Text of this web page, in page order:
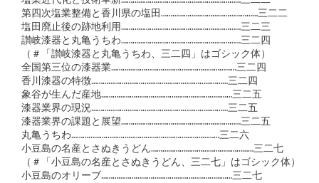
第四次塩業整備と香川県の塩田……………………………………………三二二
塩田廃止後の跡地利用………………………………………………………三二三
讃岐漆器と丸亀うちわ………………………………………………………三二四
（＃「讃岐漆器と丸亀うちわ、三二四」はゴシック体）
全国第三位の漆器業…………………………………………………………三二四
香川漆器の特徴………………………………………………………………三二四
象谷が生んだ産地……………………………………………………………三二五
漆器業界の現況………………………………………………………………三二五
漆器業界の課題と展望………………………………………………………三二五
丸亀うちわ……………………………………………………………………三二六
小豆島の名産とさぬきうどん………………………………………………三二七
（＃「小豆島の名産とさぬきうどん、三二七」はゴシック体）
小豆島のオリーブ……………………………………………………………三二七